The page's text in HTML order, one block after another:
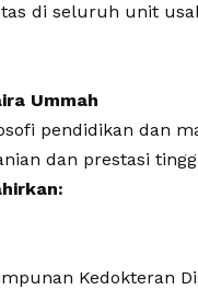
di seluruh unit
Ummah
pendidikan dan
dan prestasi
Kedokteran